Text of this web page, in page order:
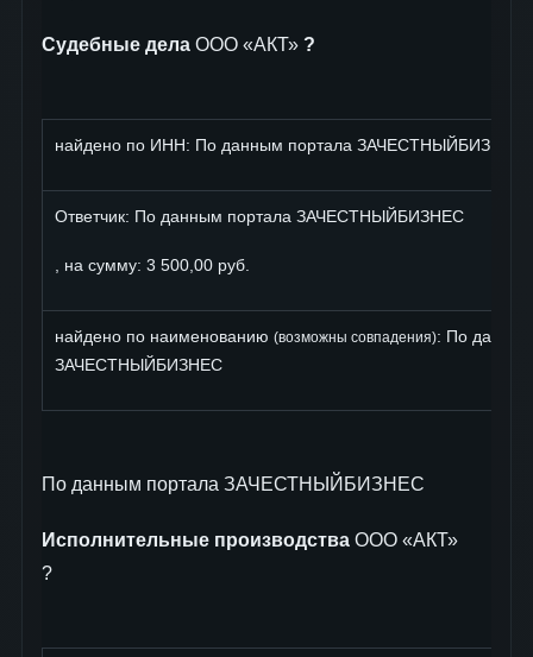
Судебные дела ООО «АКТ» ?
найдено по ИНН: По данным портала ЗАЧЕСТНЫЙБИЗНЕС
Ответчик: По данным портала ЗАЧЕСТНЫЙБИЗНЕС
, на сумму: 3 500,00 руб.
найдено по наименованию (возможны совпадения): По
ЗАЧЕСТНЫЙБИЗНЕС
По данным портала ЗАЧЕСТНЫЙБИЗНЕС
Исполнительные производства ООО «АКТ»
?